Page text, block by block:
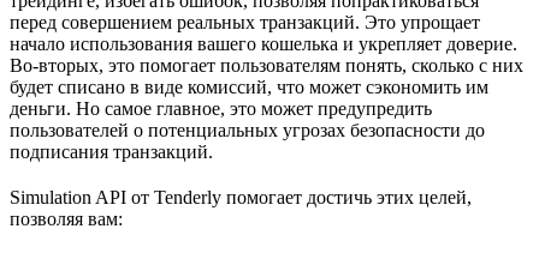
перед совершением реальных транзакций. Это упрощает
начало использования вашего кошелька и укрепляет доверие.
Во-вторых, это помогает пользователям понять, сколько с них
будет списано в виде комиссий, что может сэкономить им
деньги. Но самое главное, это может предупредить
пользователей о потенциальных угрозах безопасности до
подписания транзакций.
Simulation API от Tenderly помогает достичь этих целей,
позволяя вам: